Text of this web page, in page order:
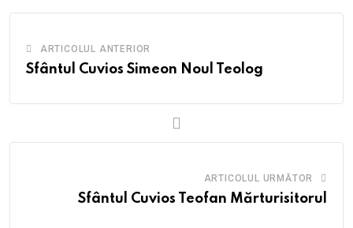
ARTICOLUL ANTERIOR
Sfântul Cuvios Simeon Noul Teolog
ARTICOLUL URMĂTOR
Sfântul Cuvios Teofan Mărturisitorul